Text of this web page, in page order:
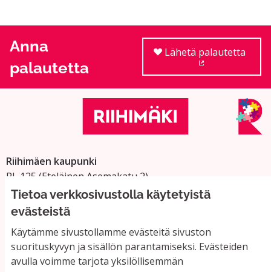
Tietoa verkkosivustolla käytetyistä
evästeistä
Käytämme sivustollamme evästeitä sivuston
suorituskyvyn ja sisällön parantamiseksi. Evästeiden
avulla voimme tarjota yksilöllisemmän
Anna
palautetta
Lähetä palautetta
Riihimäen kaupunki
PL 125 (Eteläinen Asemakatu 2)
11101 Riihimäki
Vaihde: 019 758 4000
Sähköpostiosoitteet:
etunimi.sukunimi@riihimaki.fi